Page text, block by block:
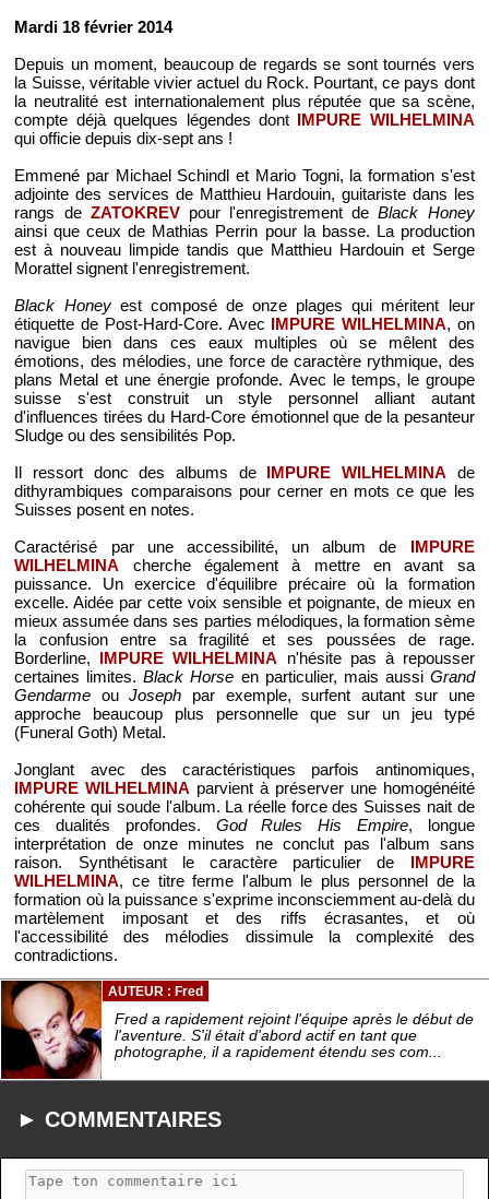
Mardi 18 février 2014
Depuis un moment, beaucoup de regards se sont tournés vers
la Suisse, véritable vivier actuel du Rock. Pourtant, ce pays dont
la neutralité est internationalement plus réputée que sa scène,
compte déjà quelques légendes dont IMPURE WILHELMINA
qui officie depuis dix-sept ans !
Emmené par Michael Schindl et Mario Togni, la formation s'est
adjointe des services de Matthieu Hardouin, guitariste dans les
rangs de ZATOKREVpour l'enregistrement deBlack Honey
ainsi que ceux de Mathias Perrin pour la basse. La production
est à nouveau limpide tandis que Matthieu Hardouin et Serge
Morattel signent l'enregistrement.
Black Honeyest composé de onze plages qui méritent leur
étiquette de Post-Hard-Core. Avec IMPURE WILHELMINA, on
navigue bien dans ces eaux multiples où se mêlent des
émotions, des mélodies, une force de caractère rythmique, des
plans Metal et une énergie profonde. Avec le temps, le groupe
suisse s'est construit un style personnel alliant autant
d'influences tirées du Hard-Core émotionnel que de la pesanteur
Sludge ou des sensibilités Pop.
Il ressort donc des albums de IMPURE WILHELMINA de
dithyrambiques comparaisons pour cerner en mots ce que les
Suisses posent en notes.
Caractérisé par une accessibilité, un album de IMPURE
WILHELMINA cherche également à mettre en avant sa
puissance. Un exercice d'équilibre précaire où la formation
excelle. Aidée par cette voix sensible et poignante, de mieux en
mieux assumée dans ses parties mélodiques, la formation sème
la confusion entre sa fragilité et ses poussées de rage.
Borderline, IMPURE WILHELMINA n'hésite pas à repousser
certaines limites.Black Horse en particulier, mais aussi Grand
Gendarme ouJoseph par exemple, surfent autant sur une
approche beaucoup plus personnelle que sur un jeu typé
(Funeral Goth) Metal.
Jonglant avec des caractéristiques parfois antinomiques,
IMPURE WILHELMINA parvient à préserver une homogénéité
cohérente qui soude l'album. La réelle force des Suisses nait de
ces dualités profondes. God Rules His Empire, longue
interprétation de onze minutes ne conclut pas l'album sans
raison. Synthétisant le caractère particulier de IMPURE
WILHELMINA, ce titre ferme l'album le plus personnel de la
formation où la puissance s'exprime inconsciemment au-delà du
martèlement imposant et des riffs écrasantes, et où
l'accessibilité des mélodies dissimule la complexité des
contradictions.
AUTEUR : Fred
Fred a rapidement rejoint l'équipe après le début de
l'aventure. S'il était d'abord actif en tant que
photographe, il a rapidement étendu ses com...
► COMMENTAIRES